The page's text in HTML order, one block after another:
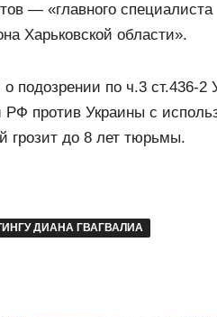
— «главного специалиста
Харьковской области».
подозрении по ч.3 ст.436-2
РФ против Украины с
грозит до 8 лет тюрьмы.
ДИАНА ГВАГВАЛИА